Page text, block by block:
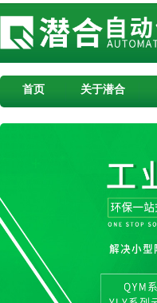
首页 关于潜合